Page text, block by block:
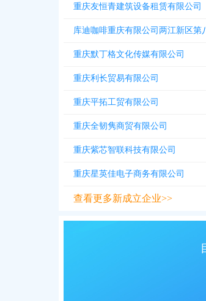
重庆友恒青建筑设备租赁有限公司
库迪咖啡重庆有限公司两江新区第
重庆默丁格文化传媒有限公司
重庆利长贸易有限公司
重庆平拓工贸有限公司
重庆全韧隽商贸有限公司
重庆紫芯智联科技有限公司
重庆星英佳电子商务有限公司
查看更多新成立企业>>